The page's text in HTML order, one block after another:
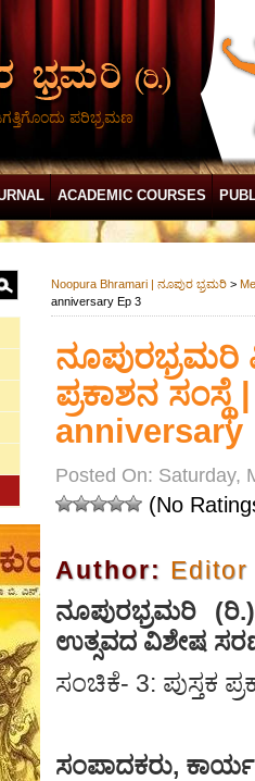
ಪರಿಭ್ರಮಣ
ACADEMIC COURSES
Noopura Bhramari | ನೂಪುರ ಭ್ರಮರಿ >
anniversary Ep 3
ನೂಪುರಭ್ರಮರಿ
ಪ್ರಕಾಶನ
anniversary
Posted On: Saturday,
(No
Author: Editor
ನೂಪುರಭ್ರಮರಿ
ಉತ್ಸವದ ವಿಶೇಷ
ಸಂಚಿಕೆ- 3: ಪುಸ್ತಕ
ಸಂಪಾದಕರು,